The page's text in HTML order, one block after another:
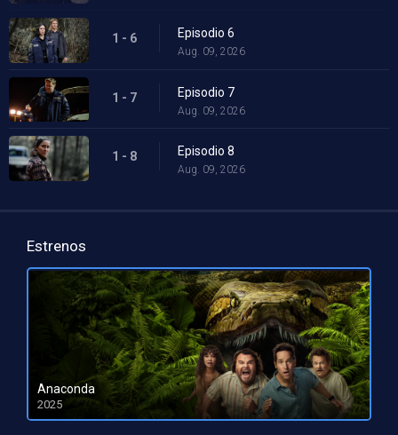
1 - 6 Episodio 6
Aug. 09, 2026
1 - 7 Episodio 7
Aug. 09, 2026
1 - 8 Episodio 8
Aug. 09, 2026
Estrenos
Anaconda
2025
HD 1080pHD 720p